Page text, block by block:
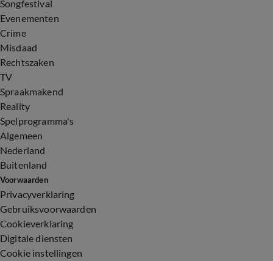
Songfestival
Evenementen
Crime
Misdaad
Rechtszaken
TV
Spraakmakend
Reality
Spelprogramma's
Algemeen
Nederland
Buitenland
Voorwaarden
Privacyverklaring
Gebruiksvoorwaarden
Cookieverklaring
Digitale diensten
Cookie instellingen